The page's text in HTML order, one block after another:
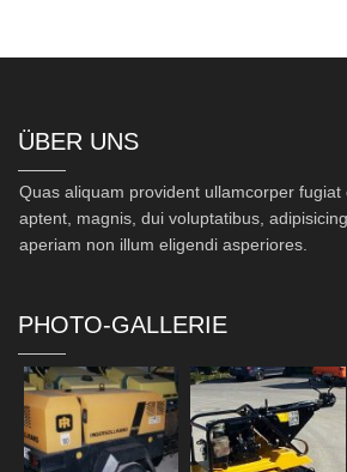
ÜBER UNS
Quas aliquam provident ullamcorper fugiat
aptent, magnis, dui voluptatibus,
aperiam non illum eligendi asperiores.
PHOTO-GALLERIE